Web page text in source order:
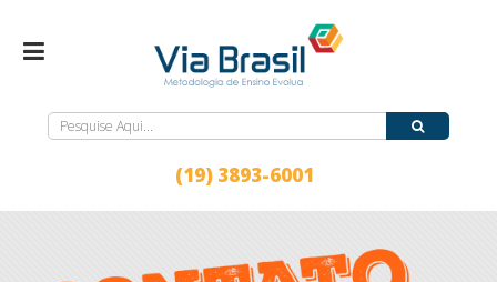
(19) 3893-6001